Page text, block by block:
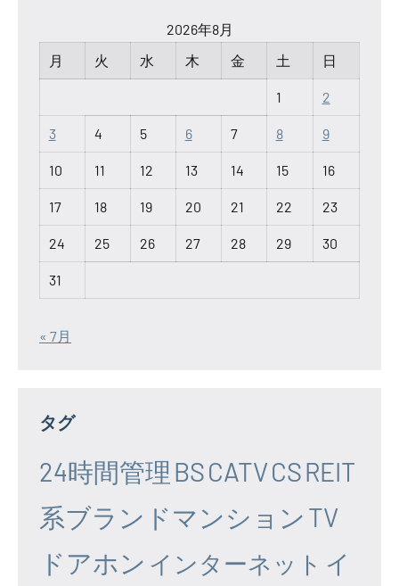
2026年8月
月
火 水 木 金 土 日
1 2
3 4 5 6 7 8 9
10 11 12 13 14 15 16
17 18 19 20 21 22 23
24 25 26 27 28 29 30
31
« 7月
タグ
24時間管理 BSCATVCSREIT
系ブランドマンション TV
ドアホン インターネット イ